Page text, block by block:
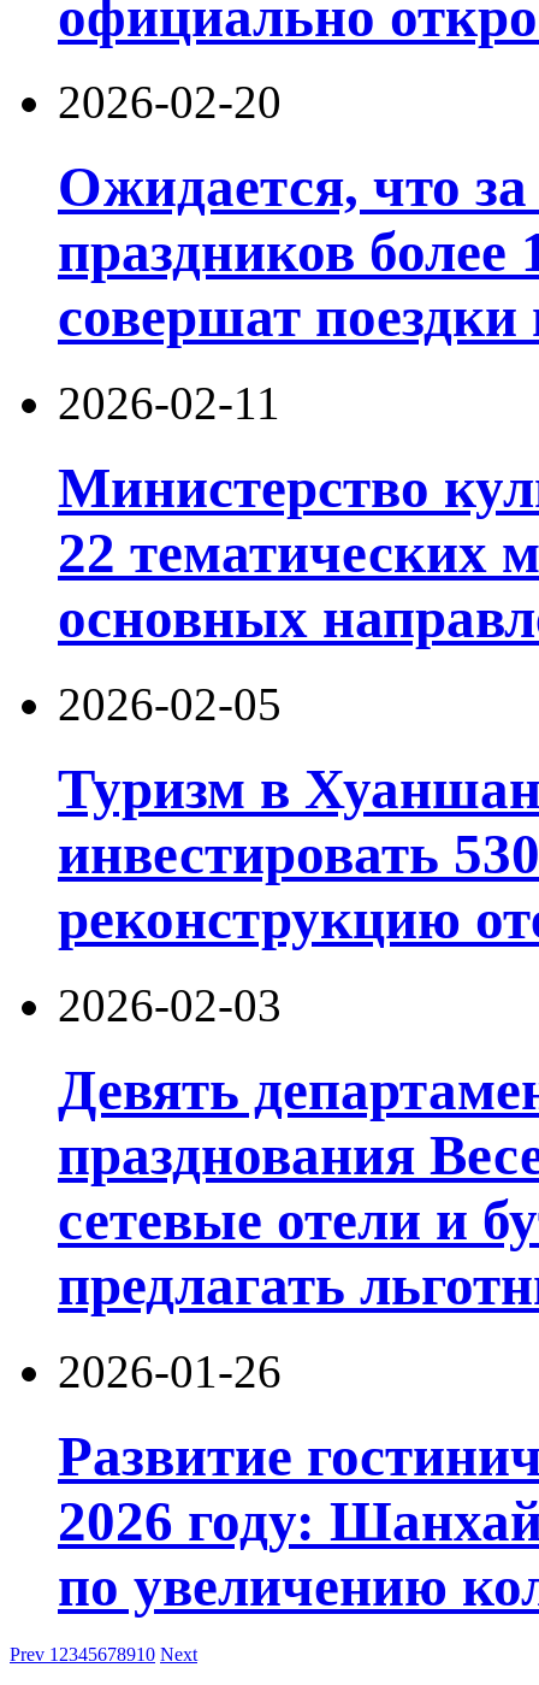
официально
2026-02-20
Ожидается, что
праздников
совершат
2026-02-11
Министерство
22 тематических
основных
2026-02-05
Туризм в
инвестировать
реконструкцию
2026-02-03
Девять
празднования
сетевые отели и
предлагать
2026-01-26
Развитие
2026 году:
по увеличению
Prev 1 2345678910 Next